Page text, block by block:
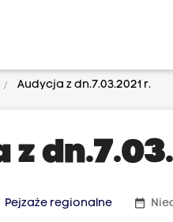
Audycja z dn.7.03.2021 r.
Pejzaże regionalne date_range